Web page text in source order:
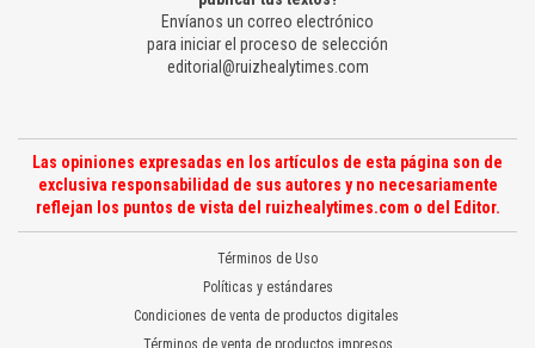
Envíanos un correo electrónico
para iniciar el proceso de selección
editorial@ruizhealytimes.com
Las opiniones expresadas en los artículos de esta página son de
exclusiva responsabilidad de sus autores y no necesariamente
reflejan los puntos de vista del ruizhealytimes.com o del Editor.
Términos de Uso
Políticas y estándares
Condiciones de venta de productos digitales